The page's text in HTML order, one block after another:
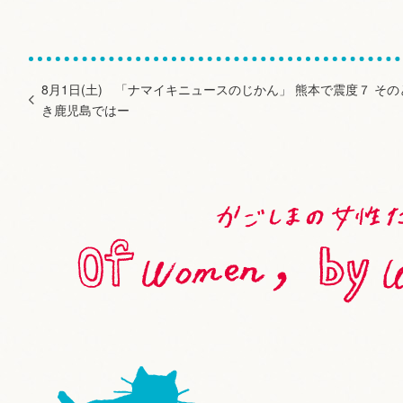
8月1日(土) 「ナマイキニュースのじかん」 熊本で震度７ その
き鹿児島ではー